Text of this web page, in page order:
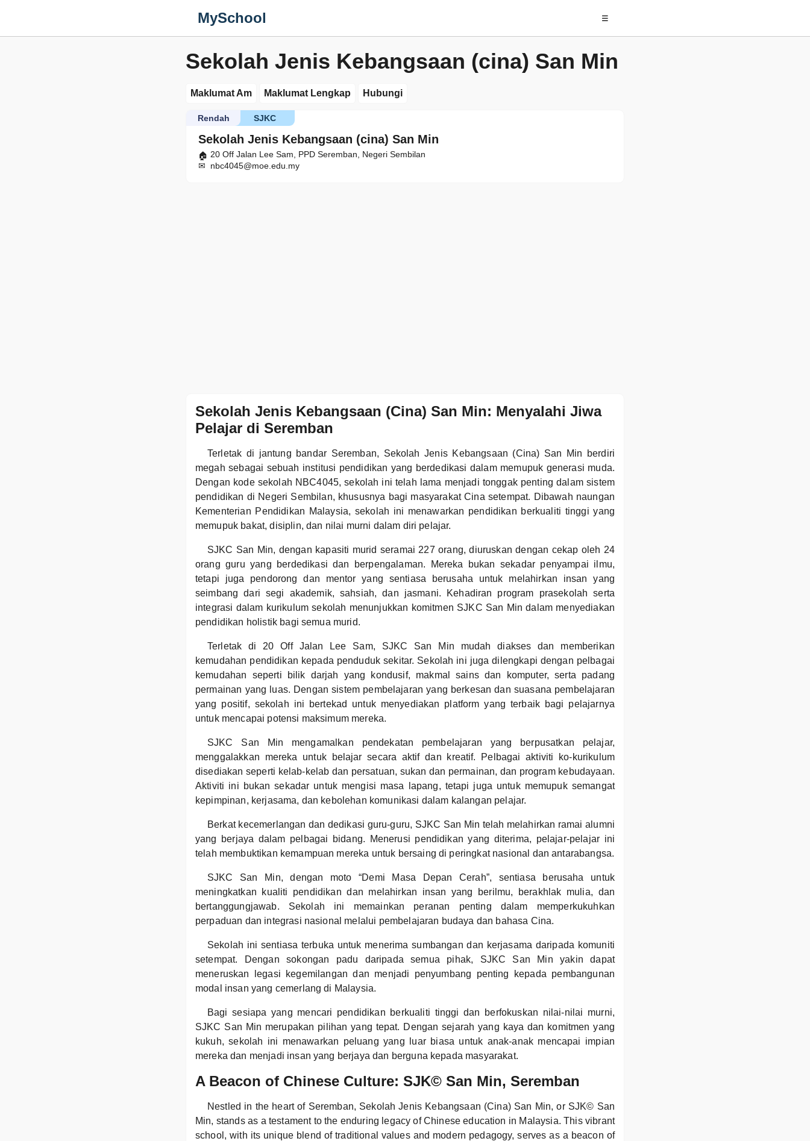
MySchool ☰
Sekolah Jenis Kebangsaan (cina) San Min
Maklumat Am Maklumat Lengkap Hubungi
Sekolah Jenis Kebangsaan (cina) San Min
SJKC
Rendah
20 Off Jalan Lee Sam, PPD Seremban, Negeri Sembilan
nbc4045@moe.edu.my
Sekolah Jenis Kebangsaan (Cina) San Min: Menyalahi Jiwa
Pelajar di Seremban
Terletak di jantung bandar Seremban, Sekolah Jenis Kebangsaan (Cina) San Min berdiri
megah sebagai sebuah institusi pendidikan yang berdedikasi dalam memupuk generasi muda.
Dengan kode sekolah NBC4045, sekolah ini telah lama menjadi tonggak penting dalam sistem
pendidikan di Negeri Sembilan, khususnya bagi masyarakat Cina setempat. Dibawah naungan
Kementerian Pendidikan Malaysia, sekolah ini menawarkan pendidikan berkualiti tinggi yang
memupuk bakat, disiplin, dan nilai murni dalam diri pelajar.
SJKC San Min, dengan kapasiti murid seramai 227 orang, diuruskan dengan cekap oleh 24
orang guru yang berdedikasi dan berpengalaman. Mereka bukan sekadar penyampai ilmu,
tetapi juga pendorong dan mentor yang sentiasa berusaha untuk melahirkan insan yang
seimbang dari segi akademik, sahsiah, dan jasmani. Kehadiran program prasekolah serta
integrasi dalam kurikulum sekolah menunjukkan komitmen SJKC San Min dalam menyediakan
pendidikan holistik bagi semua murid.
Terletak di 20 Off Jalan Lee Sam, SJKC San Min mudah diakses dan memberikan
kemudahan pendidikan kepada penduduk sekitar. Sekolah ini juga dilengkapi dengan pelbagai
kemudahan seperti bilik darjah yang kondusif, makmal sains dan komputer, serta padang
permainan yang luas. Dengan sistem pembelajaran yang berkesan dan suasana pembelajaran
yang positif, sekolah ini bertekad untuk menyediakan platform yang terbaik bagi pelajarnya
untuk mencapai potensi maksimum mereka.
SJKC San Min mengamalkan pendekatan pembelajaran yang berpusatkan pelajar,
menggalakkan mereka untuk belajar secara aktif dan kreatif. Pelbagai aktiviti ko-kurikulum
disediakan seperti kelab-kelab dan persatuan, sukan dan permainan, dan program kebudayaan.
Aktiviti ini bukan sekadar untuk mengisi masa lapang, tetapi juga untuk memupuk semangat
kepimpinan, kerjasama, dan kebolehan komunikasi dalam kalangan pelajar.
Berkat kecemerlangan dan dedikasi guru-guru, SJKC San Min telah melahirkan ramai alumni
yang berjaya dalam pelbagai bidang. Menerusi pendidikan yang diterima, pelajar-pelajar ini
telah membuktikan kemampuan mereka untuk bersaing di peringkat nasional dan antarabangsa.
SJKC San Min, dengan moto “Demi Masa Depan Cerah”, sentiasa berusaha untuk
meningkatkan kualiti pendidikan dan melahirkan insan yang berilmu, berakhlak mulia, dan
bertanggungjawab. Sekolah ini memainkan peranan penting dalam memperkukuhkan
perpaduan dan integrasi nasional melalui pembelajaran budaya dan bahasa Cina.
Sekolah ini sentiasa terbuka untuk menerima sumbangan dan kerjasama daripada komuniti
setempat. Dengan sokongan padu daripada semua pihak, SJKC San Min yakin dapat
meneruskan legasi kegemilangan dan menjadi penyumbang penting kepada pembangunan
modal insan yang cemerlang di Malaysia.
Bagi sesiapa yang mencari pendidikan berkualiti tinggi dan berfokuskan nilai-nilai murni,
SJKC San Min merupakan pilihan yang tepat. Dengan sejarah yang kaya dan komitmen yang
kukuh, sekolah ini menawarkan peluang yang luar biasa untuk anak-anak mencapai impian
mereka dan menjadi insan yang berjaya dan berguna kepada masyarakat.
A Beacon of Chinese Culture: SJK© San Min, Seremban
Nestled in the heart of Seremban, Sekolah Jenis Kebangsaan (Cina) San Min, or SJK© San
Min, stands as a testament to the enduring legacy of Chinese education in Malaysia. This vibrant
school, with its unique blend of traditional values and modern pedagogy, serves as a beacon of